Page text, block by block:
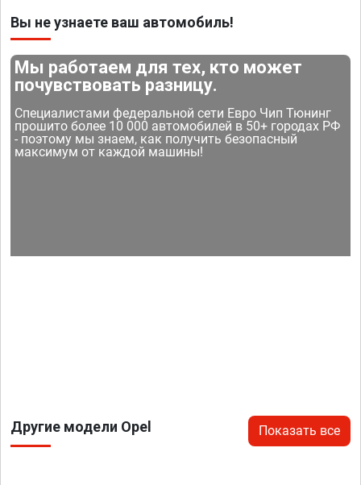
Вы не узнаете ваш автомобиль!
Мы работаем для тех, кто может
почувствовать разницу.
Специалистами федеральной сети Евро Чип Тюнинг
прошито более 10 000 автомобилей в 50+ городах РФ
- поэтому мы знаем, как получить безопасный
максимум от каждой машины!
Другие модели Opel Показать все